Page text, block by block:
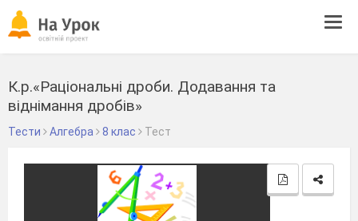
К.р.«Раціональні дроби. Додавання та
віднімання дробів»
Тести Алгебра 8 клас Тест